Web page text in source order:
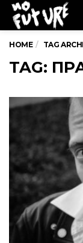
No future
HOME TAG
TAG: